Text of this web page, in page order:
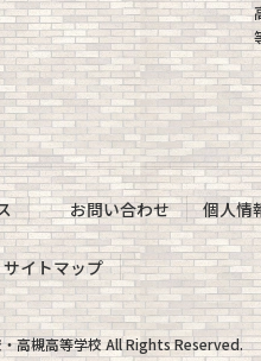
お問い合わせ 個人情
サイトマップ
高槻高等学校 All Rights Reserved.